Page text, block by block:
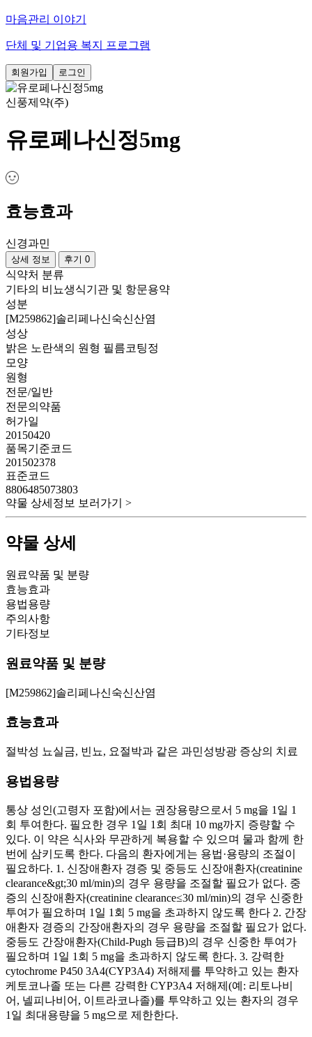
마음관리 이야기
단체 및 기업용 복지 프로그램
회원가입 로그인
신풍제약(주)
유로페나신정5mg
효능효과
신경과민
상세 정보 후기 0
식약처 분류
기타의 비뇨생식기관 및 항문용약
성분
[M259862]솔리페나신숙신산염
성상
밝은 노란색의 원형 필름코팅정
모양
원형
전문/일반
전문의약품
허가일
20150420
품목기준코드
201502378
표준코드
8806485073803
약물 상세정보 보러가기 >
약물 상세
원료약품 및 분량
효능효과
용법용량
주의사항
기타정보
원료약품 및 분량
[M259862]솔리페나신숙신산염
효능효과
절박성 뇨실금, 빈뇨, 요절박과 같은 과민성방광 증상의 치료
용법용량
통상 성인(고령자 포함)에서는 권장용량으로서 5 mg을 1일 1
회 투여한다. 필요한 경우 1일 1회 최대 10 mg까지 증량할 수
있다. 이 약은 식사와 무관하게 복용할 수 있으며 물과 함께 한
번에 삼키도록 한다. 다음의 환자에게는 용법·용량의 조절이
필요하다. 1. 신장애환자 경증 및 중등도 신장애환자(creatinine
clearance&gt;30 ml/min)의 경우 용량을 조절할 필요가 없다. 중
증의 신장애환자(creatinine clearance≤30 ml/min)의 경우 신중한
투여가 필요하며 1일 1회 5 mg을 초과하지 않도록 한다 2. 간장
애환자 경증의 간장애환자의 경우 용량을 조절할 필요가 없다.
중등도 간장애환자(Child-Pugh 등급B)의 경우 신중한 투여가
필요하며 1일 1회 5 mg을 초과하지 않도록 한다. 3. 강력한
cytochrome P450 3A4(CYP3A4) 저해제를 투약하고 있는 환자
케토코나졸 또는 다른 강력한 CYP3A4 저해제(예: 리토나비
어, 넬피나비어, 이트라코나졸)를 투약하고 있는 환자의 경우
1일 최대용량을 5 mg으로 제한한다.